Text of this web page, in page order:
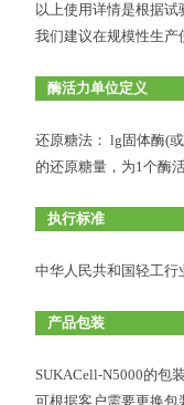
以上使用详情是根据
我们建议在规模性生
酶活力单位定义
还原糖法： lg固体酶(
的还原糖量，为1个酶
执行标准
中华人民共和国轻工行
产品包装
SUKACell-N5000的包
可根据客户需要更换包